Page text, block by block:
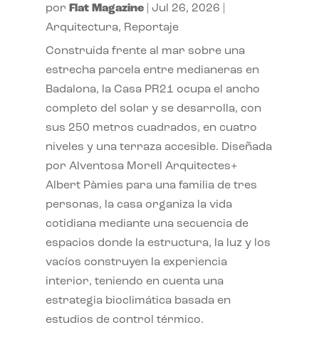
por Flat Magazine| Jul 26, 2026
Arquitectura, Reportaje
Construida frente al mar sobre una
estrecha parcela entre medianeras en
Badalona, la Casa PR21 ocupa el ancho
completo del solar y se desarrolla, con
sus 250 metros cuadrados, en cuatro
niveles y una terraza accesible. Diseñada
por Alventosa Morell Arquitectes+
Albert Pàmies para una familia de tres
personas, la casa organiza la vida
cotidiana mediante una secuencia de
espacios donde la estructura, la luz y los
vacíos construyen la experiencia
interior, teniendo en cuenta una
estrategia bioclimática basada en
estudios de control térmico.